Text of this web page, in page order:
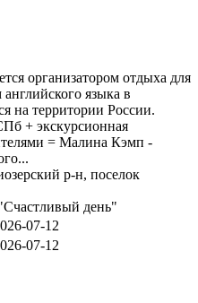
организатором отдыха для
языка в
на территории России.
+ экскурсионная
= Малина Кэмп -
р-н, поселок
день"
07-12
07-12